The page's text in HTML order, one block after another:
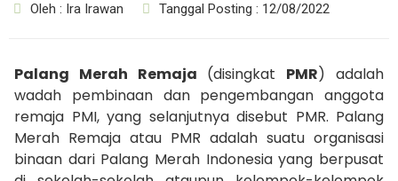
Oleh : Ira Irawan Tanggal Posting : 12/08/2022
Palang Merah Remaja (disingkat PMR) adalah
wadah pembinaan dan pengembangan anggota
remaja PMI, yang selanjutnya disebut PMR. Palang
Merah Remaja atau PMR adalah suatu organisasi
binaan dari Palang Merah Indonesia yang berpusat